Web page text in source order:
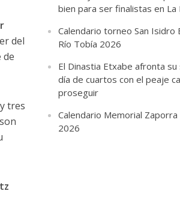
del
de
tres
bien para ser finalistas en La
Calendario torneo San Isidro
Río Tobía 2026
El Dinastia Etxabe afronta su
día de cuartos con el peaje
proseguir
Calendario Memorial
2026